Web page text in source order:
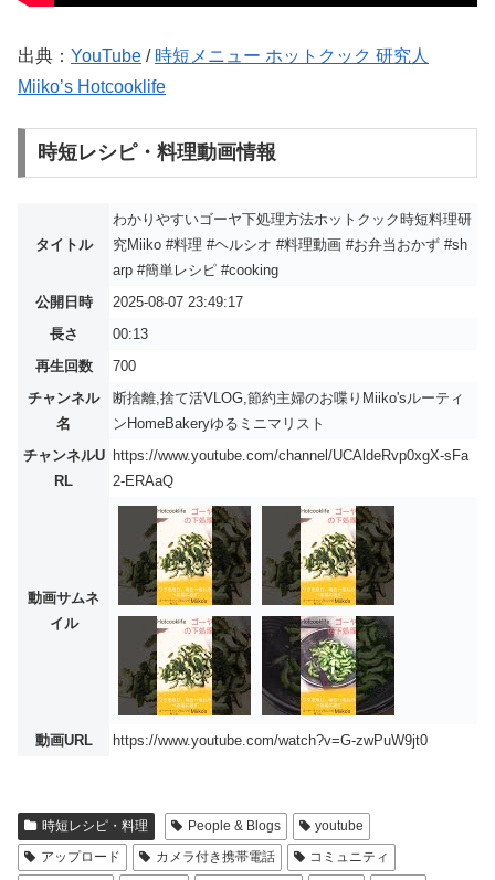
出典： YouTube / 時短メニュー ホットクック 研究人
Miiko’s Hotcooklife
時短レシピ・料理動画情報
タイトル
わかりやすいゴーヤ下処理方法ホットクック時短料理研
究Miiko #料理 #ヘルシオ #料理動画 #お弁当おかず #sh
arp #簡単レシピ #cooking
公開日時
2025-08-07 23:49:17
長さ
00:13
再生回数
700
チャンネル
名
断捨離,捨て活VLOG,節約主婦のお喋りMiiko'sルーティ
ンHomeBakeryゆるミニマリスト
チャンネルU
RL
https://www.youtube.com/channel/UCAldeRvp0xgX-sFa
2-ERAaQ
動画サムネ
イル
動画URL https://www.youtube.com/watch?v=G-zwPuW9jt0
時短レシピ・料理 People & Blogs
youtube
アップロード
カメラ付き携帯電話
コミュニティ